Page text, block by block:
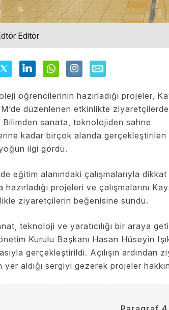
Editör
öğrencilerinin hazırladığı projeler,
düzenlenen etkinlikte
Bilimden sanata, teknolojiden sahne
kadar birçok alanda gerçekleştirilen
ilgi gördü.
eğitim alanındaki çalışmalarıyla
hazırladığı projeleri ve çalışmalarını
ziyaretçilerin beğenisine sundu.
teknoloji ve yaratıcılığı bir araya
Kurulu Başkanı Hasan Hüseyin
gerçekleştirildi. Açılışın ardından
yer aldığı sergiyi gezerek projeler